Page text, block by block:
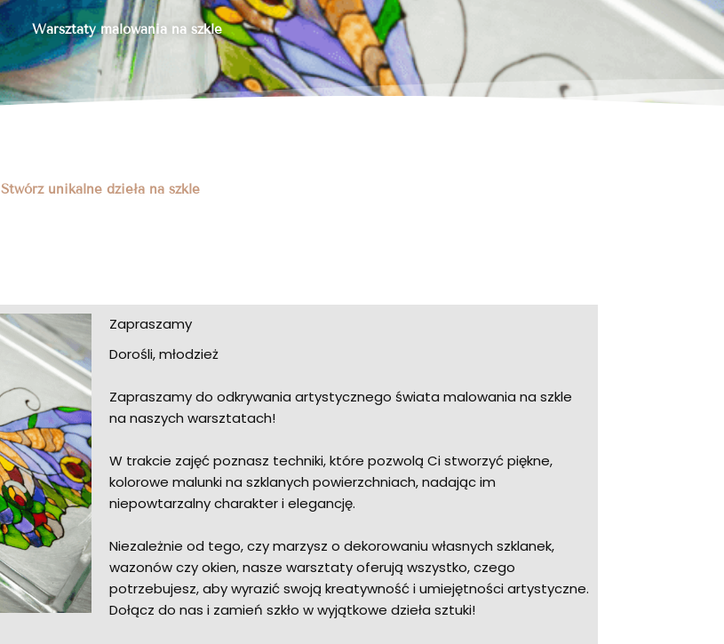
Warsztaty malowania na szkle
Stwórz unikalne dzieła na szkle
Zapraszamy
Dorośli, młodzież
Zapraszamy do odkrywania artystycznego świata malowania na szkle
na naszych warsztatach!
W trakcie zajęć poznasz techniki, które pozwolą Ci stworzyć piękne,
kolorowe malunki na szklanych powierzchniach, nadając im
niepowtarzalny charakter i elegancję.
Niezależnie od tego, czy marzysz o dekorowaniu własnych szklanek,
wazonów czy okien, nasze warsztaty oferują wszystko, czego
potrzebujesz, aby wyrazić swoją kreatywność i umiejętności artystyczne.
Dołącz do nas i zamień szkło w wyjątkowe dzieła sztuki!